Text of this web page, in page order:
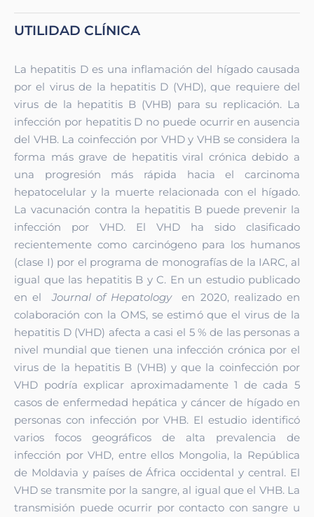
UTILIDAD CLÍNICA
La hepatitis D es una inflamación del hígado causada
por el virus de la hepatitis D (VHD), que requiere del
virus de la hepatitis B (VHB) para su replicación. La
infección por hepatitis D no puede ocurrir en ausencia
del VHB. La coinfección por VHD y VHB se considera la
forma más grave de hepatitis viral crónica debido a
una progresión más rápida hacia el carcinoma
hepatocelular y la muerte relacionada con el hígado.
La vacunación contra la hepatitis B puede prevenir la
infección por VHD. El VHD ha sido clasificado
recientemente como carcinógeno para los humanos
(clase I) por el programa de monografías de la IARC, al
igual que las hepatitis B y C. En un estudio publicado
en elJournal of Hepatologyen 2020, realizado en
colaboración con la OMS, se estimó que el virus de la
hepatitis D (VHD) afecta a casi el 5 % de las personas a
nivel mundial que tienen una infección crónica por el
virus de la hepatitis B (VHB) y que la coinfección por
VHD podría explicar aproximadamente 1 de cada 5
casos de enfermedad hepática y cáncer de hígado en
personas con infección por VHB. El estudio identificó
varios focos geográficos de alta prevalencia de
infección por VHD, entre ellos Mongolia, la República
de Moldavia y países de África occidental y central. El
VHD se transmite por la sangre, al igual que el VHB. La
transmisión puede ocurrir por contacto con sangre u